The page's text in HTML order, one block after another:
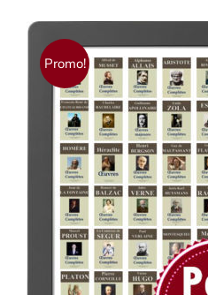
Promo!
AJOUTER AU PANIER /